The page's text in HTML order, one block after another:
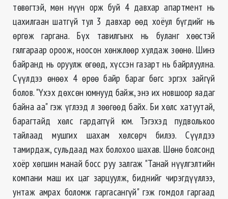
төвөгтэй, мөн нүүн орж буй 4 давхар апартмент нь
цахилгаан шатгүй тул 3 давхар өөд хоёул бүгдийг нь
өргөж гаргана. Бүх тавилгынх нь буланг хөөстэй
гялгараар ороож, ноосон хөнжлөөр хулдаж зөөнө. Шинэ
байранд нь оруулж өгөөд, хүссэн газарт нь байрлуулна.
Сүүлдээ өнөөх 4 өрөө байр бараг бөгс эргэх зайгүй
болов. "Үхэх дөхсөн юмнууд байж, энэ их новшоор яадаг
байна аа" гэж үглээд л зөөгөөд байх. Би хөлс хатуутай,
барагтайд хөлс гардаггүй юм. Тэгэхэд пудволькоо
тайлаад мушгих шахам хөлсөрч билээ. Сүүлдээ
тамирдаж, сульдаад мах болохоо шахав. Шөнө болсонд
хоёр хөгшин манай босс руу залгаж "Танай нүүлгэлтийн
компани маш их цаг зарцуулж, биднийг чирэгдүүллээ,
унтаж амрах боломж гаргасангүй" гэж гомдол гаргаад